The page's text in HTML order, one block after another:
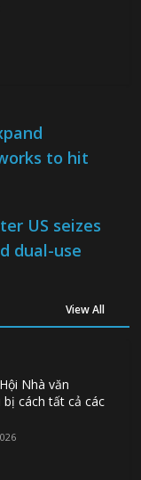
to hit
US seizes
dual-use
View All
Nhà văn
bị cách tất cả các